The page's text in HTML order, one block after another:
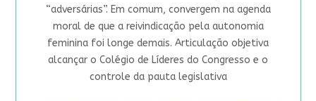
“adversárias”. Em comum, convergem na agenda
moral de que a reivindicação pela autonomia
feminina foi longe demais. Articulação objetiva
alcançar o Colégio de Líderes do Congresso e o
controle da pauta legislativa